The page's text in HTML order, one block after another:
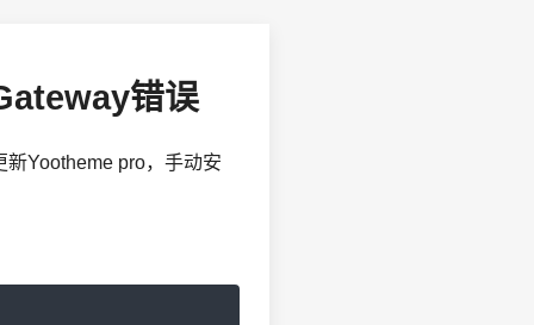
错误
Yootheme pro，手动安